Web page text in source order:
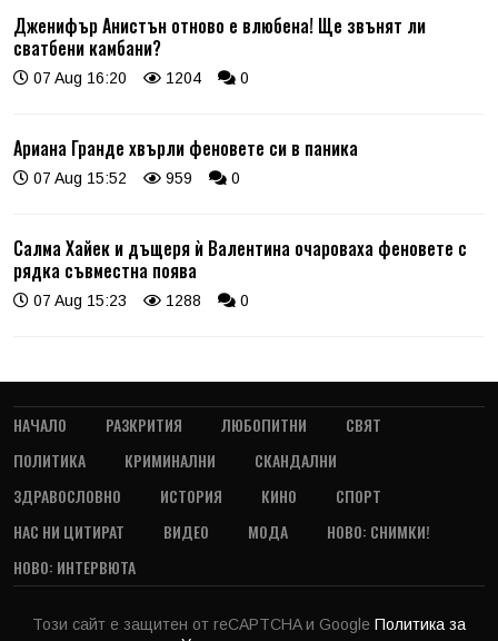
Дженифър Анистън отново е влюбена! Ще звънят ли
сватбени камбани?
07 Aug 16:20 1204 0
Ариана Гранде хвърли феновете си в паника
07 Aug 15:52 959 0
Салма Хайек и дъщеря ѝ Валентина очароваха феновете с
рядка съвместна поява
07 Aug 15:23 1288 0
НАЧАЛО РАЗКРИТИЯ ЛЮБОПИТНИ
СВЯТ
ПОЛИТИКА
КРИМИНАЛНИ
СКАНДАЛНИ
ЗДРАВОСЛОВНО
ИСТОРИЯ КИНО
СПОРТ
НАС НИ ЦИТИРАТ
ВИДЕО МОДА
НОВО: СНИМКИ!
НОВО: ИНТЕРВЮТА
Този сайт е защитен от reCAPTCHA и Google Политика за